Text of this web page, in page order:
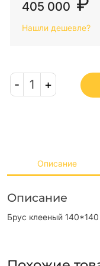
405 000
Нашли дешевле?
- 1 +
Описание
Описание
Брус клееный 140*140